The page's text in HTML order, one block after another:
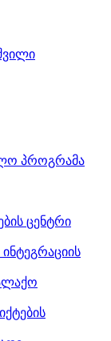
პროგრამა
ცენტრი